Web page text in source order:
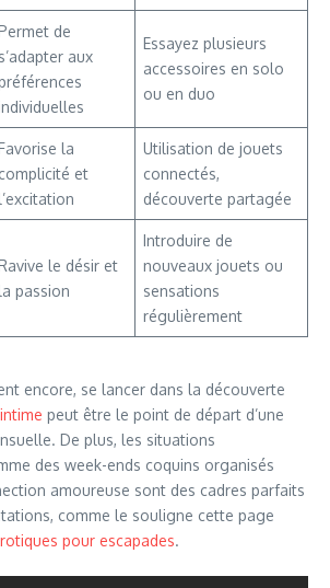
de
s’adapter aux
Essayez plusieurs
accessoires en solo
ou en duo
la
complicité et
Utilisation de jouets
connectés,
découverte partagée
le désir et
passion
Introduire de
nouveaux jouets ou
sensations
régulièrement
encore, se lancer dans la découverte
peut être le point de départ d’une
De plus, les situations
des week-ends coquins organisés
amoureuse sont des cadres parfaits
comme le souligne cette page
pour escapades.